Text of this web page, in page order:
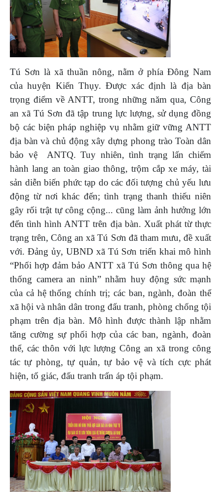
Tú Sơn là xã thuần nông, nằm ở phía Đông Nam
của huyện Kiến Thụy. Được xác định là địa bàn
trọng điểm về ANTT, trong những năm qua, Công
an xã Tú Sơn đã tập trung lực lượng, sử dụng đồng
bộ các biện pháp nghiệp vụ nhằm giữ vững ANTT
địa bàn và chủ động xây dựng phong trào Toàn dân
bảo vệ ANTQ. Tuy nhiên, tình trạng lấn chiếm
hành lang an toàn giao thông, trộm cắp xe máy, tài
sản diễn biến phức tạp do các đối tượng chủ yếu lưu
động từ nơi khác đến; tình trạng thanh thiếu niên
gây rối trật tự công cộng... cũng làm ảnh hưởng lớn
đến tình hình ANTT trên địa bàn. Xuất phát từ thực
trạng trên, Công an xã Tú Sơn đã tham mưu, đề xuất
với. Đảng ủy, UBND xã Tú Sơn triển khai mô hình
“Phối hợp đảm bảo ANTT xã Tú Sơn thông qua hệ
thống camera an ninh” nhằm huy động sức mạnh
của cả hệ thống chính trị; các ban, ngành, đoàn thể
xã hội và nhân dân trong đấu tranh, phòng chống tội
phạm trên địa bàn. Mô hình được thành lập nhằm
tăng cường sự phối hợp của các ban, ngành, đoàn
thể, các thôn với lực lượng Công an xã trong công
tác tự phòng, tự quản, tự bảo vệ và tích cực phát
hiện, tố giác, đấu tranh trấn áp tội phạm.